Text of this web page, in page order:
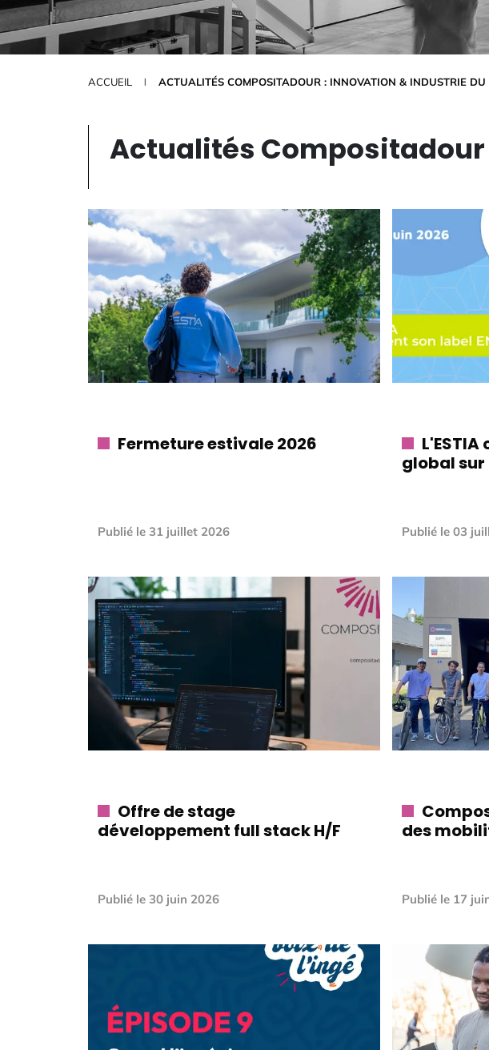
ACCUEIL ACTUALITÉS COMPOSITADOUR : INNOVATION & INDUSTRIE DU
Actualités
Fermeture estivale 2026
Publié le 31 juillet 2026
global
Publié le 03
Offre de stage
développement full stack H/F
Publié le 30 juin 2026
des
Publié le 17